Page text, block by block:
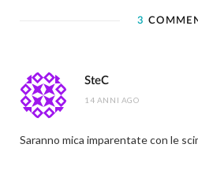
3
SteC
14 ANNI AGO
Saranno mica imparentate con le